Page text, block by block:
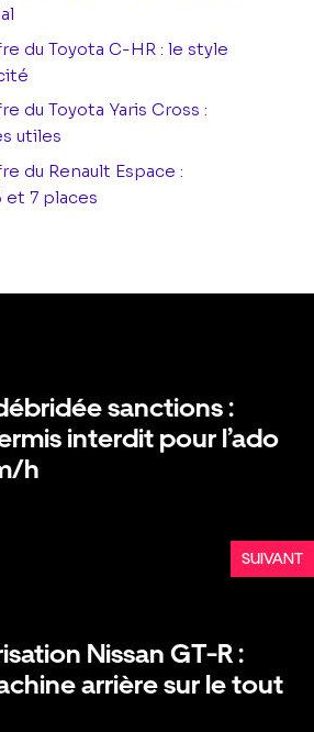
du Toyota C-HR : le style
du Toyota Yaris Cross :
utiles
du Renault Espace :
et 7 places
sanctions :
interdit pour l’ado
h
SUIVANT
Nissan GT-R :
arrière sur le tout